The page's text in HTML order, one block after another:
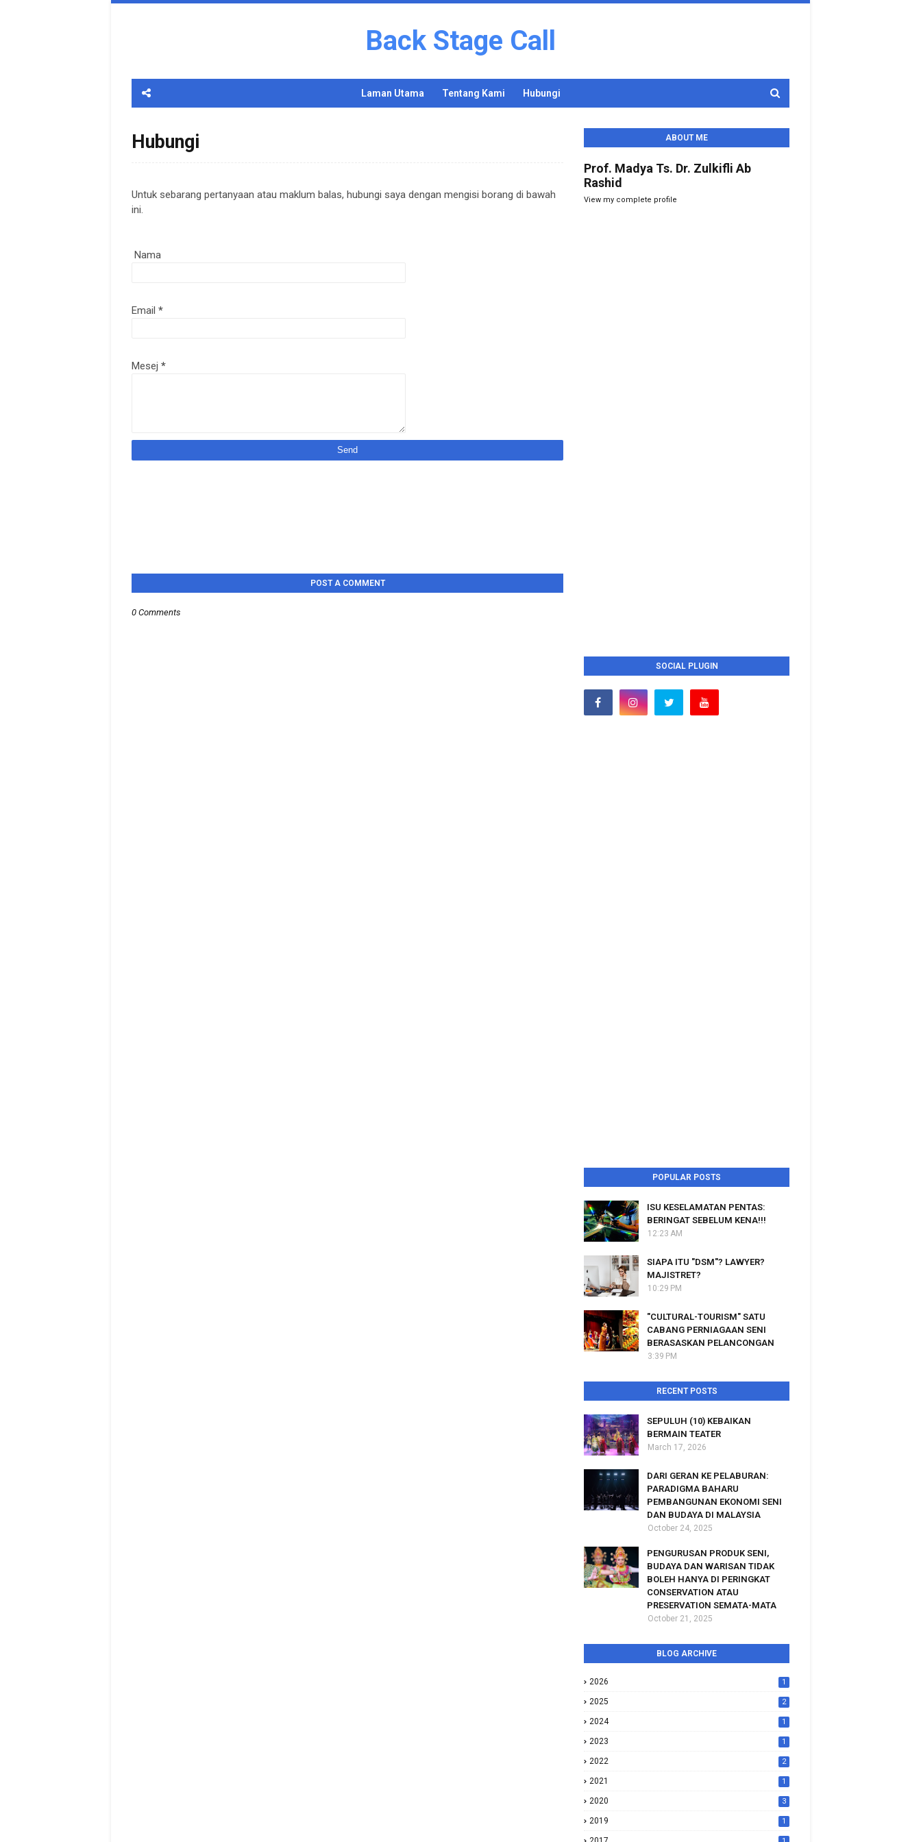
Back Stage Call
Laman Utama Tentang Kami Hubungi
Hubungi
Untuk sebarang pertanyaan atau maklum balas, hubungi saya dengan mengisi borang di bawah
ini.
Nama
Email *
Mesej *
POST A COMMENT
0 Comments
ABOUT ME
Prof. Madya Ts. Dr. Zulkifli Ab
Rashid
View my complete profile
SOCIAL PLUGIN
POPULAR POSTS
ISU KESELAMATAN PENTAS:
BERINGAT SEBELUM KENA!!!
12:23 AM
SIAPA ITU "DSM"? LAWYER?
MAJISTRET?
10:29 PM
"CULTURAL-TOURISM" SATU
CABANG PERNIAGAAN SENI
BERASASKAN PELANCONGAN
3:39 PM
RECENT POSTS
SEPULUH (10) KEBAIKAN
BERMAIN TEATER
March 17, 2026
DARI GERAN KE PELABURAN:
PARADIGMA BAHARU
PEMBANGUNAN EKONOMI SENI
DAN BUDAYA DI MALAYSIA
October 24, 2025
PENGURUSAN PRODUK SENI,
BUDAYA DAN WARISAN TIDAK
BOLEH HANYA DI PERINGKAT
CONSERVATION ATAU
PRESERVATION SEMATA-MATA
October 21, 2025
BLOG ARCHIVE
2026 1
2025 2
2024 1
2023 1
2022 2
2021 1
2020 3
2019 1